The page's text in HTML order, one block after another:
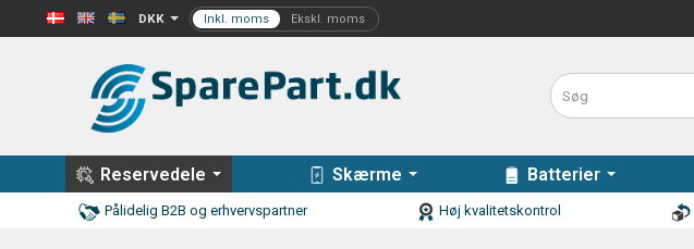
DKK
Reservedele Skærme Batterier
Pålidelig B2B og erhvervspartner Høj kvalitetskontrol